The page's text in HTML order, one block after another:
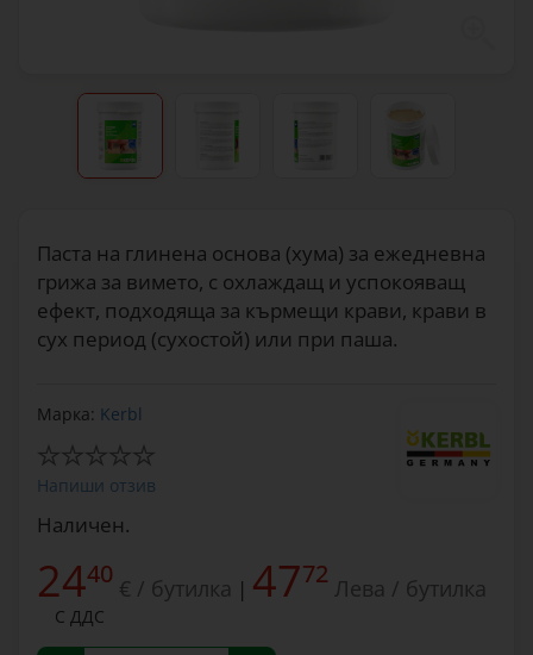
Паста на глинена основа (хума) за ежедневна
грижа за вимето, с охлаждащ и успокояващ
ефект, подходяща за кърмещи крави, крави в
сух период (сухостой) или при паша.
Марка: Kerbl
Напиши отзив
Наличен.
2440 € / бутилка | 4772 Лева / бутилка
С ДДС